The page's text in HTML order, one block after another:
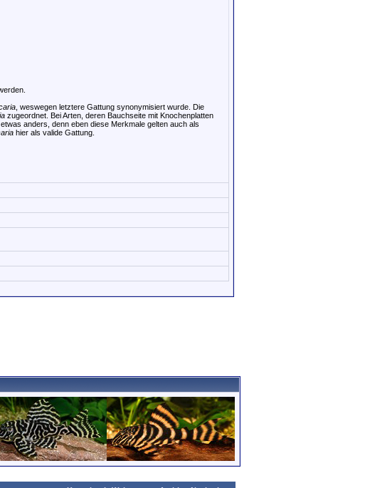
, weswegen letztere Gattung synonymisiert wurde. Die
zugeordnet. Bei Arten, deren Bauchseite mit Knochenplatten
etwas anders, denn eben diese Merkmale gelten auch als
hier als valide Gattung.